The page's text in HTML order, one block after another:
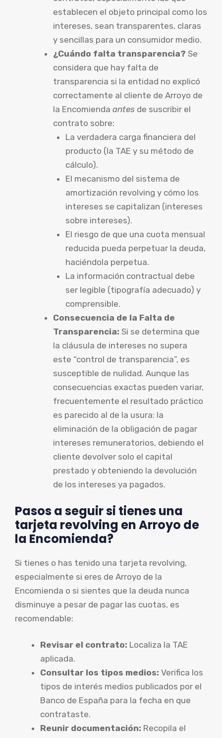
establecen el objeto principal como los
intereses, sean transparentes, claras
y sencillas para un consumidor medio.
¿Cuándo falta transparencia? Se
considera que hay falta de
transparencia si la entidad no explicó
correctamente al cliente de Arroyo de
la Encomienda antes de suscribir el
contrato sobre:
La verdadera carga financiera del
producto (la TAE y su método de
cálculo).
El mecanismo del sistema de
amortización revolving y cómo los
intereses se capitalizan (intereses
sobre intereses).
El riesgo de que una cuota mensual
reducida pueda perpetuar la deuda,
haciéndola perpetua.
La información contractual debe
ser legible (tipografía adecuado) y
comprensible.
Consecuencia de la Falta de
Transparencia: Si se determina que
la cláusula de intereses no supera
este “control de transparencia”, es
susceptible de nulidad. Aunque las
consecuencias exactas pueden variar,
frecuentemente el resultado práctico
es parecido al de la usura: la
eliminación de la obligación de pagar
intereses remuneratorios, debiendo el
cliente devolver solo el capital
prestado y obteniendo la devolución
de los intereses ya pagados.
Pasos a seguir si tienes una
tarjeta revolving en Arroyo de
la Encomienda?
Si tienes o has tenido una tarjeta revolving,
especialmente si eres de Arroyo de la
Encomienda o si sientes que la deuda nunca
disminuye a pesar de pagar las cuotas, es
recomendable:
Revisar el contrato: Localiza la TAE
aplicada.
Consultar los tipos medios: Verifica los
tipos de interés medios publicados por el
Banco de España para la fecha en que
contrataste.
Reunir documentación: Recopila el